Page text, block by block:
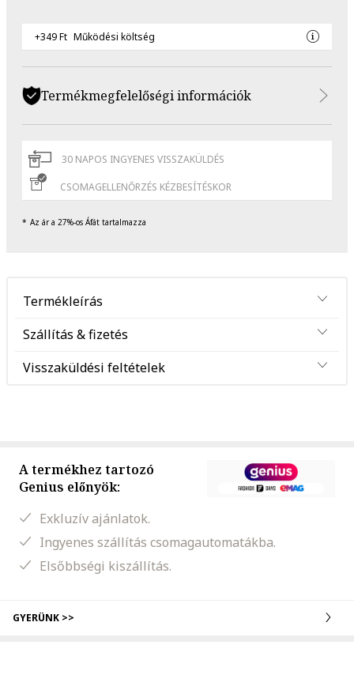
+349 Ft Működési költség
Termékmegfelelőségi információk
30 NAPOS INGYENES VISSZAKÜLDÉS
CSOMAGELLENŐRZÉS KÉZBESÍTÉSKOR
Az ár a 27%-os Áfát tartalmazza
Termékleírás
Szállítás & fizetés
Visszaküldési feltételek
A termékhez tartozó
Genius előnyök:
Exkluzív ajánlatok.
Ingyenes szállítás csomagautomatákba.
Elsőbbségi kiszállítás.
GYERÜNK >>